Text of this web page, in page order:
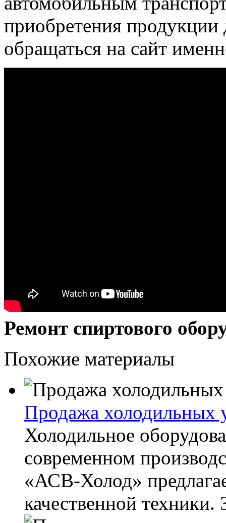
приобретения продукции
обращаться на сайт
Ремонт спиртового
Похожие материалы
Продажа холодильных
Холодильное
современном
«АСВ-Холод»
качественной техники.